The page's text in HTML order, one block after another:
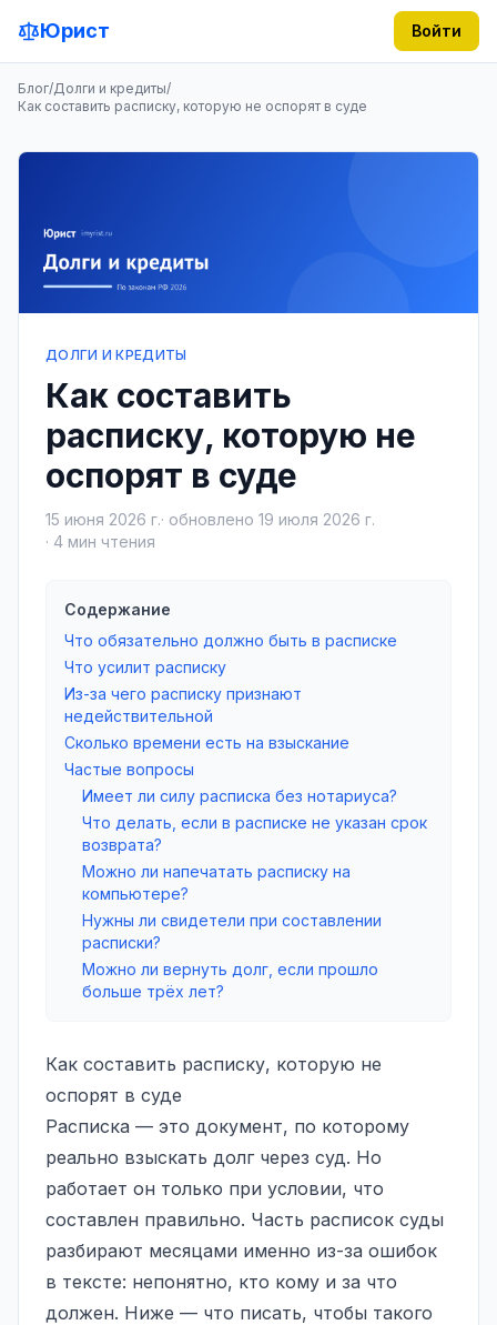
Юрист Войти
Блог/Долги и кредиты/
Как составить расписку, которую не оспорят в суде
ДОЛГИ И КРЕДИТЫ
Как составить
расписку, которую не
оспорят в суде
15 июня 2026 г.· обновлено 19 июля 2026 г.
· 4 мин чтения
Содержание
Что обязательно должно быть в расписке
Что усилит расписку
Из-за чего расписку признают
недействительной
Сколько времени есть на взыскание
Частые вопросы
Имеет ли силу расписка без нотариуса?
Что делать, если в расписке не указан срок
возврата?
Можно ли напечатать расписку на
компьютере?
Нужны ли свидетели при составлении
расписки?
Можно ли вернуть долг, если прошло
больше трёх лет?
Как составить расписку, которую не
оспорят в суде
Расписка — это документ, по которому
реально взыскать долг через суд. Но
работает он только при условии, что
составлен правильно. Часть расписок суды
разбирают месяцами именно из-за ошибок
в тексте: непонятно, кто кому и за что
должен. Ниже — что писать, чтобы такого